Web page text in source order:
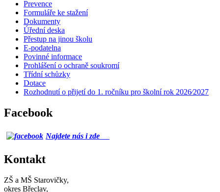
Prevence
Formuláře ke stažení
Dokumenty
Úřední deska
Přestup na jinou školu
E-podatelna
Povinné informace
Prohlášení o ochraně soukromí
Třídní schůzky
Dotace
Rozhodnutí o přijetí do 1. ročníku pro školní rok 2026⁄2027
Facebook
Najdete nás i zde
Kontakt
ZŠ a MŠ Starovičky,
okres Břeclav,